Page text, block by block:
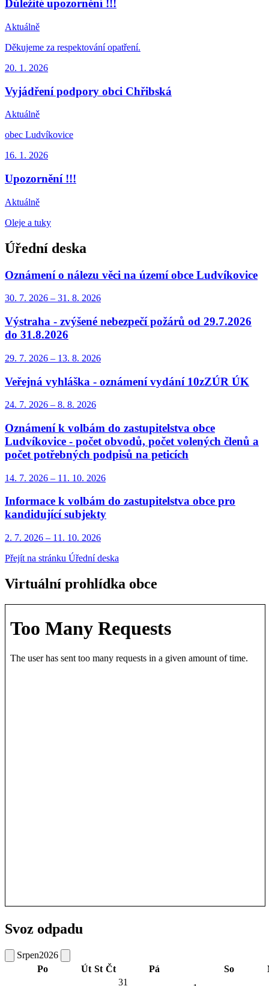
Důležité upozornění !!!
Aktuálně
Děkujeme za respektování opatření.
20. 1. 2026
Vyjádření podpory obci Chřibská
Aktuálně
obec Ludvíkovice
16. 1. 2026
Upozornění !!!
Aktuálně
Oleje a tuky
Úřední deska
Oznámení o nálezu věci na území obce Ludvíkovice
30. 7. 2026 – 31. 8. 2026
Výstraha - zvýšené nebezpečí požárů od 29.7.2026
do 31.8.2026
29. 7. 2026 – 13. 8. 2026
Veřejná vyhláška - oznámení vydání 10zZÚR ÚK
24. 7. 2026 – 8. 8. 2026
Oznámení k volbám do zastupitelstva obce
Ludvíkovice - počet obvodů, počet volených členů a
počet potřebných podpisů na peticích
14. 7. 2026 – 11. 10. 2026
Informace k volbám do zastupitelstva obce pro
kandidující subjekty
2. 7. 2026 – 11. 10. 2026
Přejít na stránku Úřední deska
Virtuální prohlídka obce
Svoz odpadu
Srpen2026
Po
Út St Čt Pá So
31